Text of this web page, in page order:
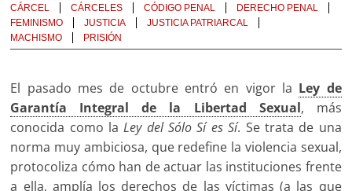
CÁRCEL
CÁRCELES CÓDIGO PENAL
DERECHO PENAL
FEMINISMO
JUSTICIA
JUSTICIA PATRIARCAL
MACHISMO
PRISIÓN
El pasado mes de octubre entró en vigor la Ley de
Garantía Integral de la Libertad Sexual, más
conocida como laLey del Sólo Sí es Sí. Se trata de una
norma muy ambiciosa, que redefine la violencia sexual,
protocoliza cómo han de actuar las instituciones frente
a ella, amplía los derechos de las víctimas (a las que